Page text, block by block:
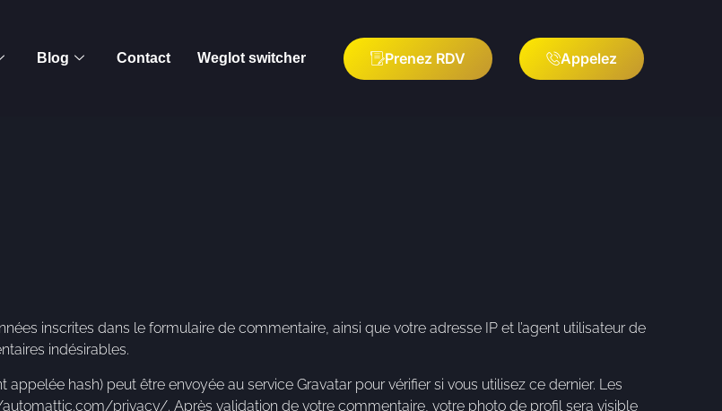
Blog Contact Weglot switcher Prenez RDV Appelez
inscrites dans le formulaire de commentaire, ainsi que votre adresse IP et l’agent utilisateur de
indésirables.
hash) peut être envoyée au service Gravatar pour vérifier si vous utilisez ce dernier. Les
privacy/. Après validation de votre commentaire, votre photo de profil sera visible